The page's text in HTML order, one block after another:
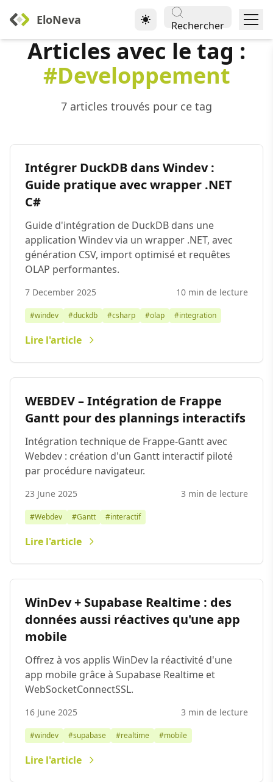
EloNeva Rechercher
Articles avec le tag :
#Developpement
7 articles trouvés pour ce tag
Intégrer DuckDB dans Windev :
Guide pratique avec wrapper .NET
C#
Guide d'intégration de DuckDB dans une
application Windev via un wrapper .NET, avec
génération CSV, import optimisé et requêtes
OLAP performantes.
7 December 2025 10 min de lecture
#windev #duckdb #csharp #olap #integration
Lire l'article
WEBDEV – Intégration de Frappe
Gantt pour des plannings interactifs
Intégration technique de Frappe-Gantt avec
Webdev : création d'un Gantt interactif piloté
par procédure navigateur.
23 June 2025 3 min de lecture
#Webdev #Gantt #interactif
Lire l'article
WinDev + Supabase Realtime : des
données aussi réactives qu'une app
mobile
Offrez à vos applis WinDev la réactivité d'une
app mobile grâce à Supabase Realtime et
WebSocketConnectSSL.
16 June 2025 3 min de lecture
#windev #supabase #realtime #mobile
Lire l'article